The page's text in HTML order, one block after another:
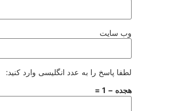
وب‌ سایت
لطفا پاسخ را به عدد انگلیسی وارد کنید:
هجده − 1 =